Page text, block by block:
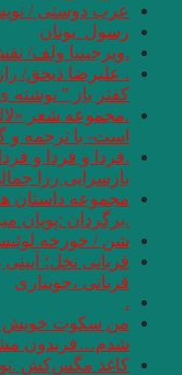
عرب دوستی /
رسول_یونان
.ویرجینیا ولف/
. علیرضا ذیحق/
کفتر باز ” نوشته
است- با ترجمه و
.فردا و فردا و
بازسرایی رزا
مجموعه داستان هم
.برگردان :‌پویان
شن / خورخه
قربانی نخل؛
قربانی ،جویباری
من سکوت خویش را
شدم…فریدون
کاغذ مگس‌کش